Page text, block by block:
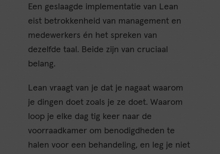
Een geslaagde implementatie van Lean
eist betrokkenheid van management en
medewerkers én het spreken van
dezelfde taal. Beide zijn van cruciaal
belang.
Lean vraagt van je dat je nagaat waarom
je dingen doet zoals je ze doet. Waarom
loop je elke dag tig keer naar de
voorraadkamer om benodigdheden te
halen voor een behandeling, en leg je niet